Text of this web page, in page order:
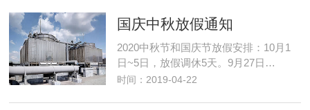
国庆中秋放假通知
2020中秋节和国庆节放假安排：10月1
日~5日，放假调休5天。9月27日…
时间：2019-04-22